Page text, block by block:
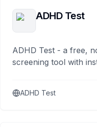
ADHD Test
ADHD Test - a free,
screening tool with
ADHD Test